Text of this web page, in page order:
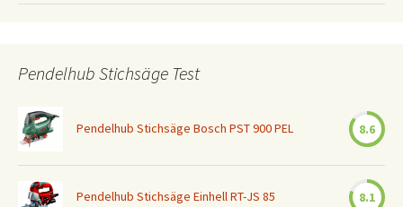
Pendelhub Stichsäge Test
Pendelhub Stichsäge Bosch PST 900 PEL 8.6
Pendelhub Stichsäge Einhell RT-JS 85 8.1